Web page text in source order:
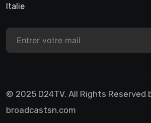
Italie
© 2025 D24TV. All Rights Reserved
broadcastsn.com